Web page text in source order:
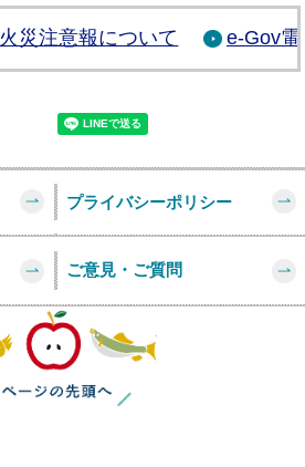
災注意報について e-Gov
プライバシーポリシー
ご意見・ご質問